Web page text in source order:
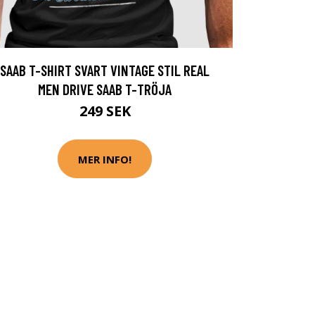
SAAB T-SHIRT SVART VINTAGE STIL REAL
MEN DRIVE SAAB T-TRÖJA
249 SEK
MER INFO!